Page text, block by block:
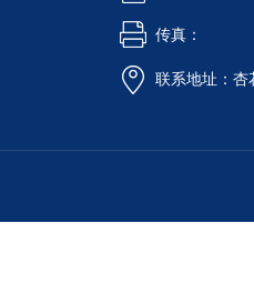
传真：
联系地址：杏